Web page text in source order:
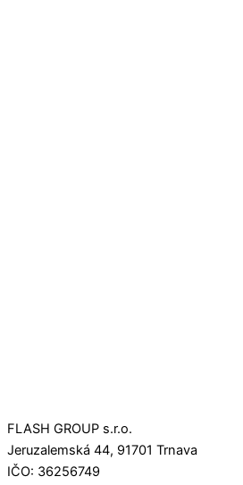
FLASH GROUP s.r.o.
Jeruzalemská 44, 91701 Trnava
IČO: 36256749